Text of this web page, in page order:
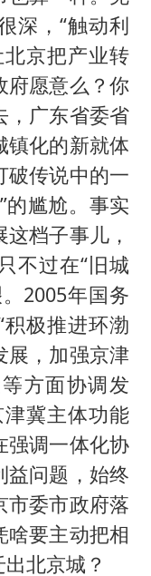
深，“触动利
京把产业转
府愿意么？你
，广东省委省
镇化的新就体
破传说中的一
的尴尬。事实
档子事儿，
不过在“旧城
2005年国务
极推进环渤
展，加强京津
方面协调发
冀主体功能
强调一体化协
益问题，始终
市委市政府落
啥要主动把相
北京城？